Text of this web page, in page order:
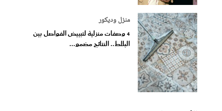
منزل وديكور
4 وصفات منزلية لتبييض الفواصل بين
البلاط.. النتائج مضمو...